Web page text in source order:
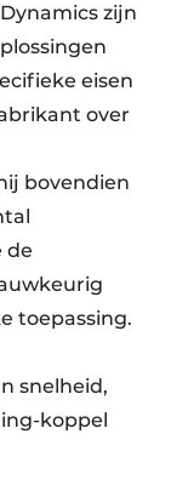
zijn
eisen
over
bovendien
de
toepassing.
snelheid,
koppel